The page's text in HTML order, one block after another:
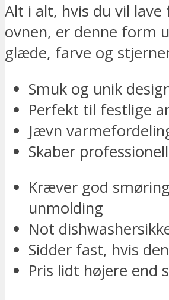
Alt i alt, hvis du vil
ovnen, er denne form
glæde, farve og
Smuk og unik
Perfekt til festlige
Jævn
Skaber
Kræver god
unmolding
Not
Sidder fast, hvis
Pris lidt højere end